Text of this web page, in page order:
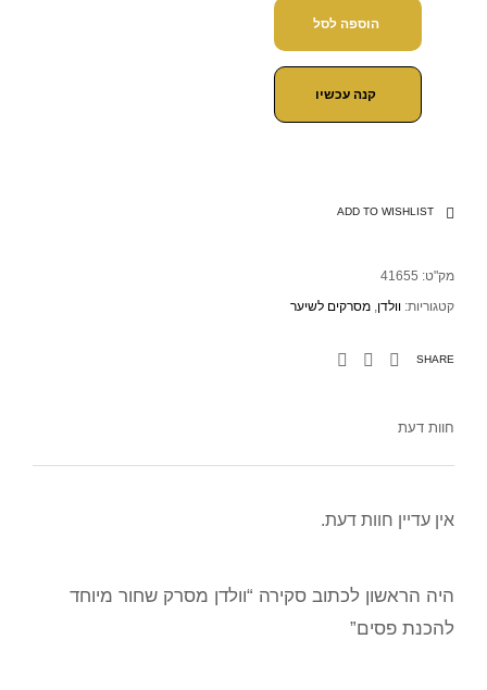
הוספה לסל
קנה עכשיו
ADD TO WISHLIST
מק"ט: 41655
קטגוריות: וולדן, מסרקים לשיער
SHARE
חוות דעת
אין עדיין חוות דעת.
היה הראשון לכתוב סקירה “וולדן מסרק שחור מיוחד
להכנת פסים”